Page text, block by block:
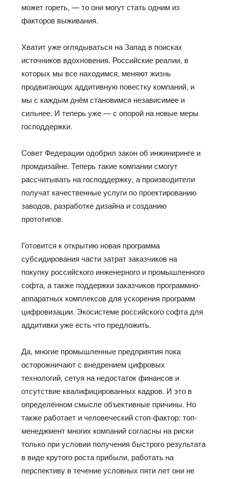
может гореть, — то они могут стать одним из
факторов выживания.
Хватит уже оглядываться на Запад в поисках
источников вдохновения. Российские реалии, в
которых мы все находимся, меняютжизнь
продвигающих аддитивную повестку компаний, и
мы с каждым днём становимся независимее и
сильнее. И теперь уже — с опорой на новые меры
господдержки.
Совет Федерации одобрил закон об инжиниринге и
промдизайне. Теперь такие компании смогут
рассчитывать на господдержку, а производители
получат качественные услуги по проектированию
заводов, разработке дизайна и созданию
прототипов.
Готовится к открытию новая программа
субсидирования части затрат заказчиков на
покупку российского инженерного и промышленного
софта, а также поддержки заказчиков программно-
аппаратных комплексов для ускорения программ
цифровизации. Экосистеме российского софта для
аддитивкиуже есть что предложить.
Да, многие промышленные предприятия пока
осторожничают с внедрением цифровых
технологий, сетуя на недостаток финансов и
отсутствие квалифицированных кадров. И это в
определённомсмысле объективные причины. Но
также работает и человеческий стоп-фактор: топ-
менеджмент многих компанийсогласны на риски
только при условии получения быстрого результата
в виде крутого роста прибыли, работать на
перспективу в течение условных пяти лет они не